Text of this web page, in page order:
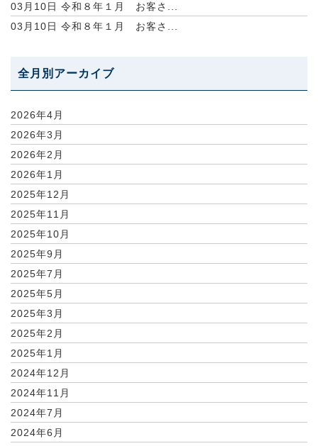
03月10日 令和８年１月 お客さ...
03月10日 令和８年１月 お客さ...
全月別アーカイブ
2026年4月
2026年3月
2026年2月
2026年1月
2025年12月
2025年11月
2025年10月
2025年9月
2025年7月
2025年5月
2025年3月
2025年2月
2025年1月
2024年12月
2024年11月
2024年7月
2024年6月